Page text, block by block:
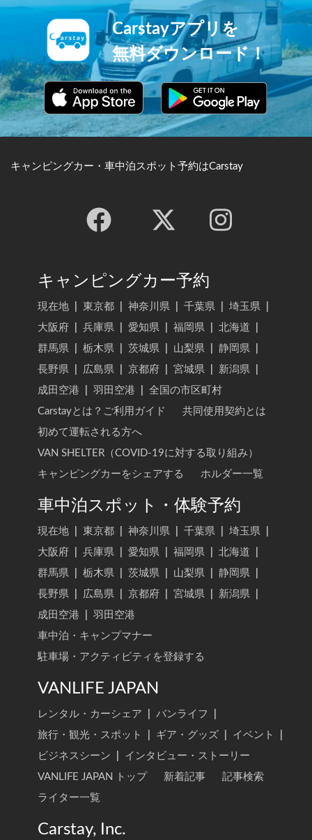
Carstayアプリを
無料ダウンロード！
キャンピングカー・車中泊スポット予約はCarstay
キャンピングカー予約
現在地 東京都 神奈川県 千葉県 埼玉県
大阪府
兵庫県 愛知県 福岡県 北海道
群馬県
栃木県 茨城県 山梨県 静岡県
長野県
広島県 京都府 宮城県 新潟県
成田空港
羽田空港
全国の市区町村
Carstayとは？ご利用ガイド
共同使用契約とは
初めて運転される方へ
VAN SHELTER（COVID-19に対する取り組み）
キャンピングカーをシェアする
ホルダー一覧
車中泊スポット・体験予約
現在地 東京都 神奈川県 千葉県 埼玉県
大阪府
兵庫県 愛知県 福岡県 北海道
群馬県
栃木県 茨城県 山梨県 静岡県
長野県
広島県 京都府 宮城県 新潟県
成田空港
羽田空港
車中泊・キャンプマナー
駐車場・アクティビティを登録する
VANLIFE JAPAN
レンタル・カーシェア バンライフ
旅行・観光・スポット
ギア・グッズ イベント
ビジネスシーン
インタビュー・ストーリー
VANLIFE JAPAN トップ
新着記事
記事検索
ライター一覧
Carstay, Inc.